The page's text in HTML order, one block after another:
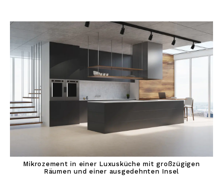
Mikrozement in einer Luxusküche mit großzügigen
Räumen und einer ausgedehnten Insel